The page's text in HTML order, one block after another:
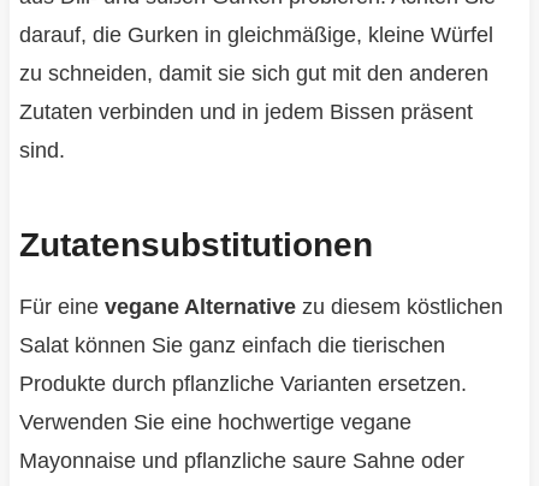
darauf, die Gurken in gleichmäßige, kleine Würfel
zu schneiden, damit sie sich gut mit den anderen
Zutaten verbinden und in jedem Bissen präsent
sind.
Zutatensubstitutionen
Für eine vegane Alternativezu diesem köstlichen
Salat können Sie ganz einfach die tierischen
Produkte durch pflanzliche Varianten ersetzen.
Verwenden Sie eine hochwertige vegane
Mayonnaise und pflanzliche saure Sahne oder